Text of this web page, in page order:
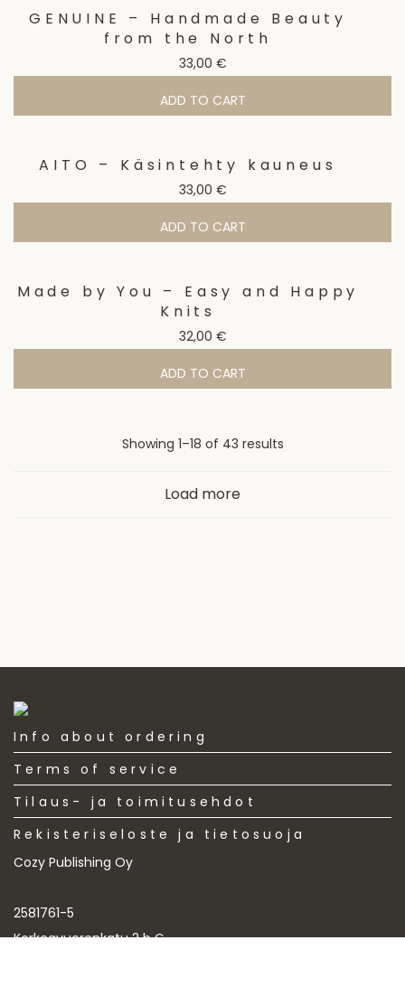
GENUINE – Handmade Beauty
from the North
33,00 €
ADD TO CART
AITO – Käsintehty kauneus
33,00 €
ADD TO CART
Made by You – Easy and Happy
Knits
32,00 €
ADD TO CART
Showing 1–18 of 43 resultsSorted
Load more
Info about ordering
Terms of service
Tilaus- ja toimitusehdot
Rekisteriseloste ja tietosuoja
Cozy Publishing Oy
2581761-5
Korkeavuorenkatu 2 b G